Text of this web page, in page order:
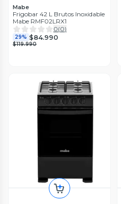
Mabe
Frigobar 42 L Brutos Inoxidable
Mabe RMF02LRX1
0(0)
29% $84.990
$119.990